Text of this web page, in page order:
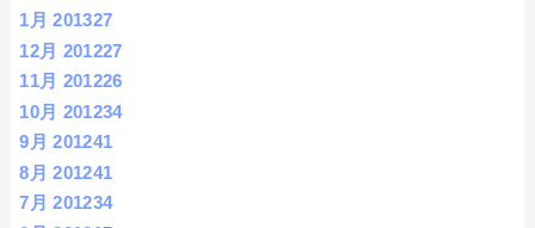
1月 201327
12月 201227
11月 201226
10月 201234
9月 201241
8月 201241
7月 201234